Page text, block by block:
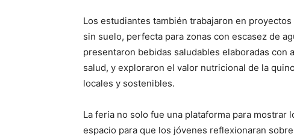
Los estudiantes también trabajaron en
sin suelo, perfecta para zonas con escasez de
presentaron bebidas saludables elaboradas con
salud, y exploraron el valor nutricional de la
locales y sostenibles.
La feria no solo fue una plataforma para
espacio para que los jóvenes reflexionaran